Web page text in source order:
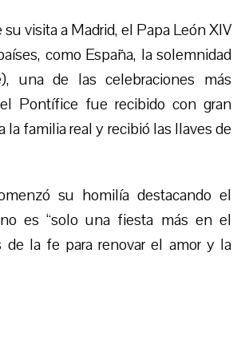
visita a Madrid, el Papa León XIV
como España, la solemnidad
una de las celebraciones más
Pontífice fue recibido con gran
familia real y recibió las llaves de
su homilía destacando el
es “solo una fiesta más en el
de la fe para renovar el amor y la